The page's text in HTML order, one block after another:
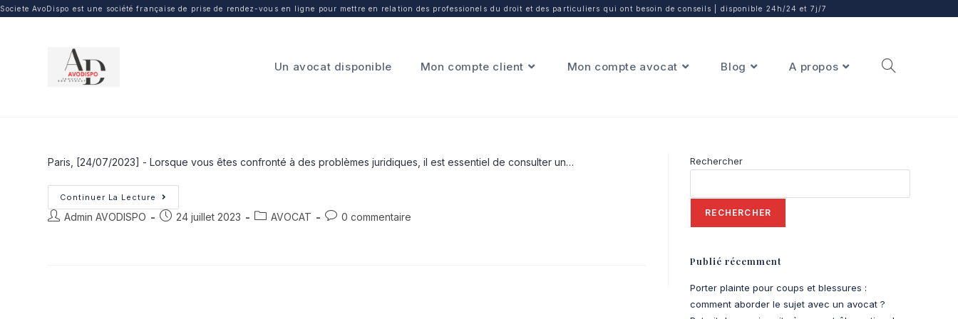
Societe AvoDispo est une société française de prise de rendez-vous en ligne pour mettre en relation des professionels du droit et des particuliers qui ont besoin de conseils | disponible 24h/24 et 7j/7
Un avocat disponible Mon compte client Mon compte avocat Blog A propos
Paris, [24/07/2023] - Lorsque vous êtes confronté à des problèmes juridiques, il est essentiel de consulter un…
Continuer La Lecture
Admin AVODISPO 24 juillet 2023 AVOCAT 0 commentaire
Rechercher
RECHERCHER
Publié récemment
Porter plainte pour coups et blessures :
comment aborder le sujet avec un avocat ?